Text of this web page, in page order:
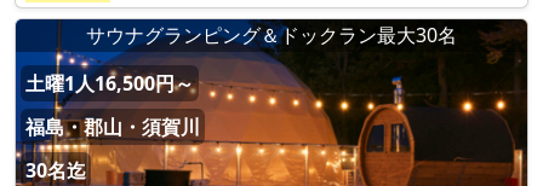
サウナグランピング＆ドックラン最大30名
土曜1人16,500円～
福島・郡山・須賀川
30名迄